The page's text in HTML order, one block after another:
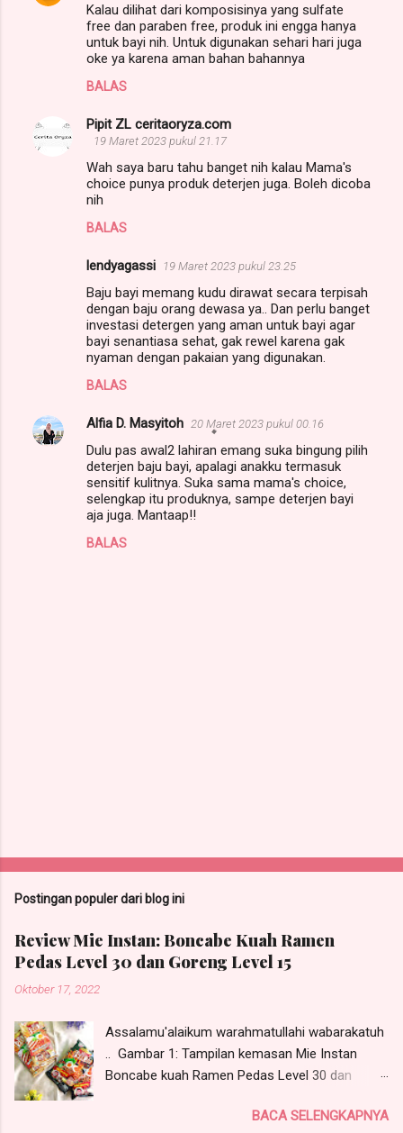
Kalau dilihat dari komposisinya yang sulfate
free dan paraben free, produk ini engga hanya
untuk bayi nih. Untuk digunakan sehari hari juga
oke ya karena aman bahan bahannya
BALAS
Pipit ZL ceritaoryza.com
19 Maret 2023 pukul 21.17
Wah saya baru tahu banget nih kalau Mama's
choice punya produk deterjen juga. Boleh dicoba
nih
BALAS
lendyagassi 19 Maret 2023 pukul 23.25
Baju bayi memang kudu dirawat secara terpisah
dengan baju orang dewasa ya.. Dan perlu banget
investasi detergen yang aman untuk bayi agar
bayi senantiasa sehat, gak rewel karena gak
nyaman dengan pakaian yang digunakan.
BALAS
Alfia D. Masyitoh 20 Maret 2023 pukul 00.16
Dulu pas awal2 lahiran emang suka bingung pilih
deterjen baju bayi, apalagi anakku termasuk
sensitif kulitnya. Suka sama mama's choice,
selengkap itu produknya, sampe deterjen bayi
aja juga. Mantaap!!
BALAS
t
g
K
m
n
t
a
r
Postingan populer dari blog ini
Review Mie Instan: Boncabe Kuah Ramen
Pedas Level 30 dan Goreng Level 15
Oktober 17, 2022
Assalamu'alaikum warahmatullahi wabarakatuh
.. Gambar 1: Tampilan kemasan Mie Instan
Boncabe kuah Ramen Pedas Level 30 dan
dong dengan BonCabe ? Itu loh sambal tabur
BACA SELENGKAPNYA